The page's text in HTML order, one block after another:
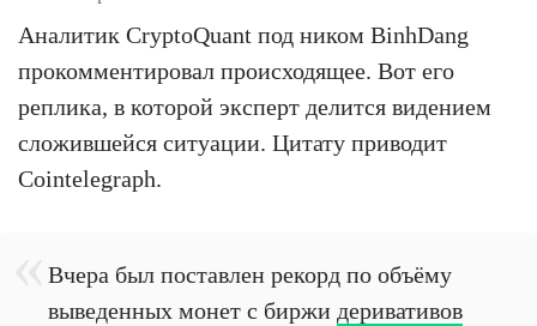
Аналитик CryptoQuant под ником BinhDang
прокомментировал происходящее. Вот его
реплика, в которой эксперт делится видением
сложившейся ситуации. Цитату приводит
Cointelegraph.
Вчера был поставлен рекорд по объёму
выведенных монет с биржи деривативов